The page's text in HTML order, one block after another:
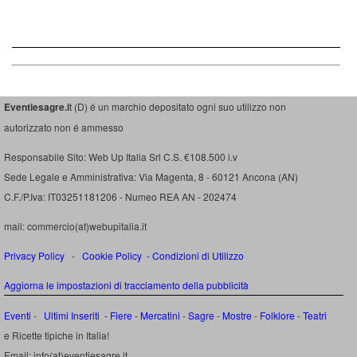
Eventiesagre.it (D) é un marchio depositato ogni suo utilizzo non
autorizzato non é ammesso
Responsabile Sito: Web Up Italia Srl C.S. €108.500 i.v
Sede Legale e Amministrativa: Via Magenta, 8 - 60121 Ancona (AN)
C.F./P.Iva: IT03251181206 - Numeo REA AN - 202474
mail: commercio(at)webupitalia.it
Privacy Policy - Cookie Policy -Condizioni di Utilizzo
Aggiorna le impostazioni di tracciamento della pubblicità
Eventi - Ultimi Inseriti - Fiere - Mercatini -Sagre - Mostre - Folklore -Teatri
e Ricette tipiche in Italia!